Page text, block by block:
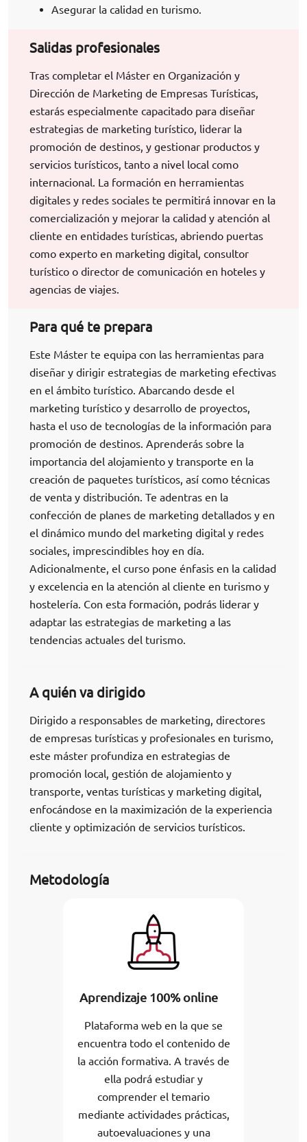
Asegurar la calidad en turismo.
Salidas profesionales
Tras completar el Máster en Organización y
Dirección de Marketing de Empresas Turísticas,
estarás especialmente capacitado para diseñar
estrategias de marketing turístico, liderar la
promoción de destinos, y gestionar productos y
servicios turísticos, tanto a nivel local como
internacional. La formación en herramientas
digitales y redes sociales te permitirá innovar en la
comercialización y mejorar la calidad y atención al
cliente en entidades turísticas, abriendo puertas
como experto en marketing digital, consultor
turístico o director de comunicación en hoteles y
agencias de viajes.
Para qué te prepara
Este Máster te equipa con las herramientas para
diseñar y dirigir estrategias de marketing efectivas
en el ámbito turístico. Abarcando desde el
marketing turístico y desarrollo de proyectos,
hasta el uso de tecnologías de la información para
promoción de destinos. Aprenderás sobre la
importancia del alojamiento y transporte en la
creación de paquetes turísticos, así como técnicas
de venta y distribución. Te adentras en la
confección de planes de marketing detallados y en
el dinámico mundo del marketing digital y redes
sociales, imprescindibles hoy en día.
Adicionalmente, el curso pone énfasis en la calidad
y excelencia en la atención al cliente en turismo y
hostelería. Con esta formación, podrás liderar y
adaptar las estrategias de marketing a las
tendencias actuales del turismo.
A quién va dirigido
Dirigido a responsables de marketing, directores
de empresas turísticas y profesionales en turismo,
este máster profundiza en estrategias de
promoción local, gestión de alojamiento y
transporte, ventas turísticas y marketing digital,
enfocándose en la maximización de la experiencia
cliente y optimización de servicios turísticos.
Metodología
Aprendizaje 100% online
Plataforma web en la que se
encuentra todo el contenido de
la acción formativa. A través de
ella podrá estudiar y
comprender el temario
mediante actividades prácticas,
autoevaluaciones y una